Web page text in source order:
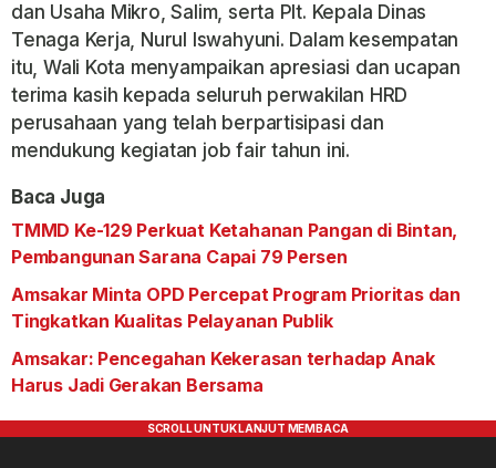
dan Usaha Mikro, Salim, serta Plt. Kepala Dinas
Tenaga Kerja, Nurul Iswahyuni. Dalam kesempatan
itu, Wali Kota menyampaikan apresiasi dan ucapan
terima kasih kepada seluruh perwakilan HRD
perusahaan yang telah berpartisipasi dan
mendukung kegiatan job fair tahun ini.
Baca Juga
TMMD Ke-129 Perkuat Ketahanan Pangan di Bintan,
Pembangunan Sarana Capai 79 Persen
Amsakar Minta OPD Percepat Program Prioritas dan
Tingkatkan Kualitas Pelayanan Publik
Amsakar: Pencegahan Kekerasan terhadap Anak
Harus Jadi Gerakan Bersama